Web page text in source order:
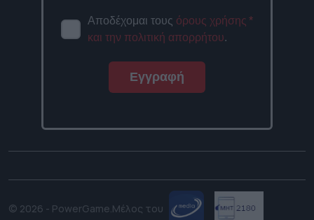
Αποδέχομαι τους όρους χρήσης
και την πολιτική απορρήτου.
*
Εγγραφή
© 2026 - PowerGame. Μέλος του